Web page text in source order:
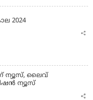
2024
ന്യൂസ്, ലൈവ്
ന്യൂസ്